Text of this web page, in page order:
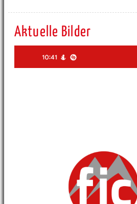
Aktuelle Bilder